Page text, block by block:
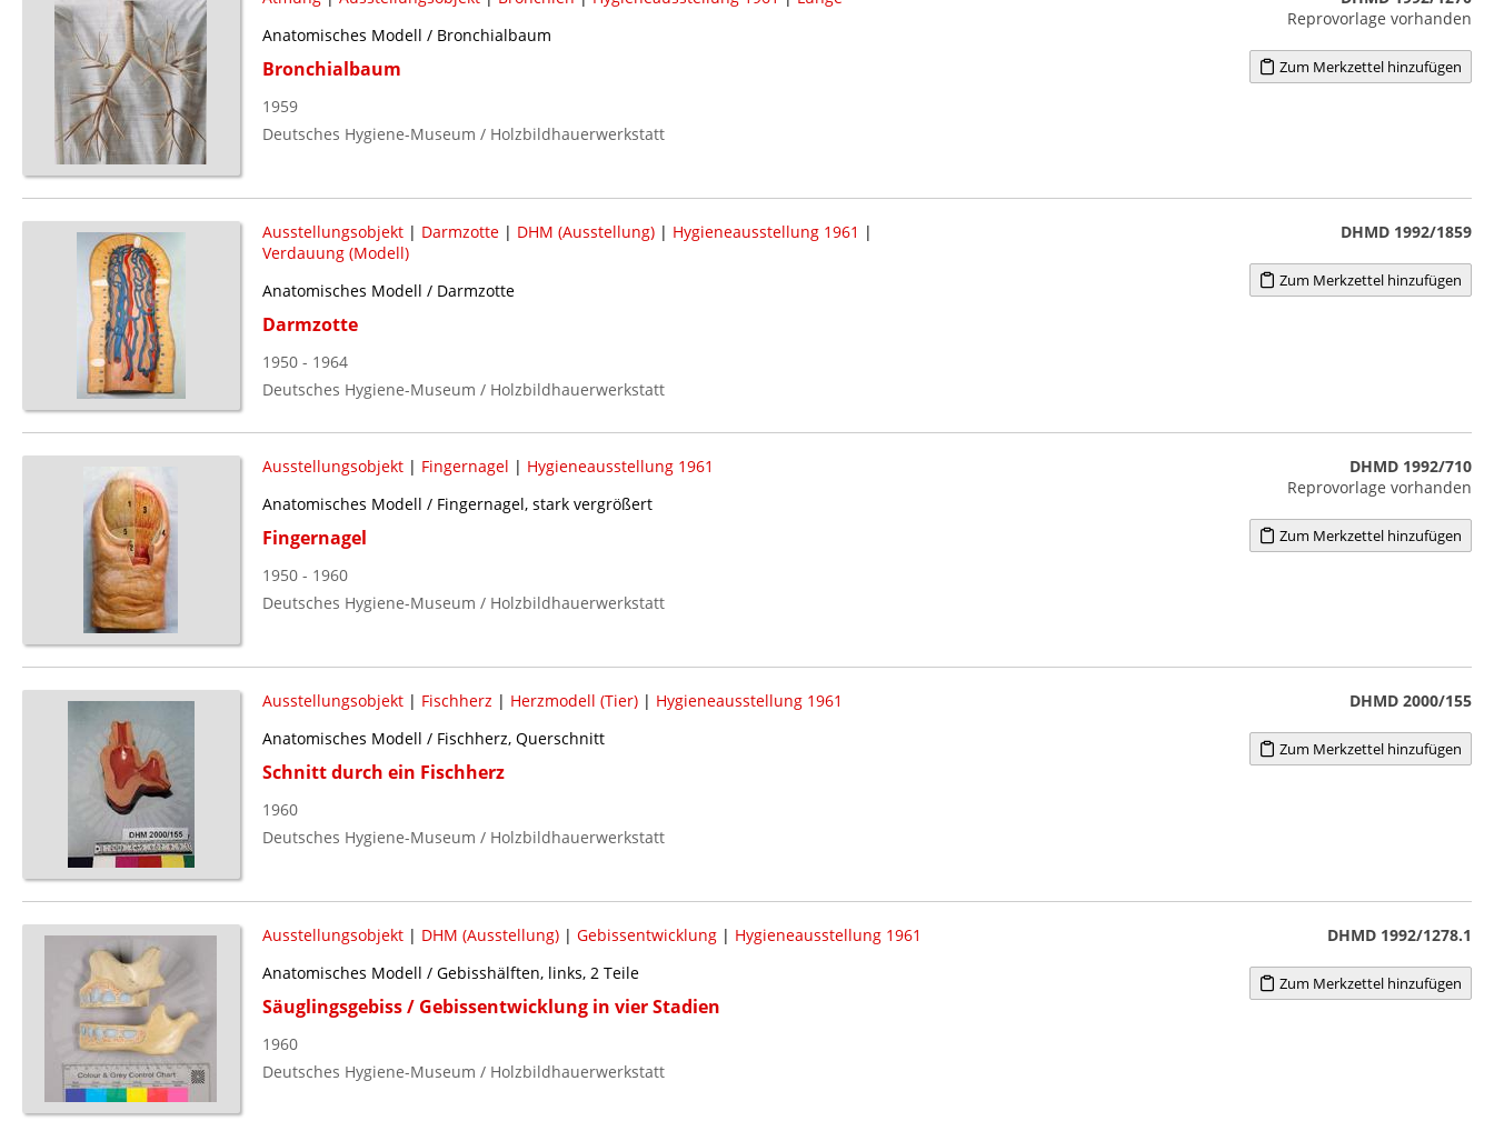
Anatomisches Modell / Bronchialbaum
Bronchialbaum
1959
Deutsches Hygiene-Museum / Holzbildhauerwerkstatt
Reprovorlage vorhanden
Zum Merkzettel hinzufügen
Ausstellungsobjekt| Darmzotte| DHM (Ausstellung)| Hygieneausstellung 1961 |
Verdauung (Modell)
Anatomisches Modell / Darmzotte
Darmzotte
1950 - 1964
Deutsches Hygiene-Museum / Holzbildhauerwerkstatt
DHMD 1992/1859
Zum Merkzettel hinzufügen
Ausstellungsobjekt| Fingernagel | Hygieneausstellung 1961
Anatomisches Modell / Fingernagel, stark vergrößert
Fingernagel
1950 - 1960
Deutsches Hygiene-Museum / Holzbildhauerwerkstatt
DHMD 1992/710
Reprovorlage vorhanden
Zum Merkzettel hinzufügen
Ausstellungsobjekt| Fischherz | Herzmodell (Tier)| Hygieneausstellung 1961
Anatomisches Modell / Fischherz, Querschnitt
Schnitt durch ein Fischherz
1960
Deutsches Hygiene-Museum / Holzbildhauerwerkstatt
DHMD 2000/155
Zum Merkzettel hinzufügen
Ausstellungsobjekt| DHM (Ausstellung)| Gebissentwicklung| Hygieneausstellung 1961
Anatomisches Modell / Gebisshälften, links, 2 Teile
Säuglingsgebiss / Gebissentwicklung in vier Stadien
1960
Deutsches Hygiene-Museum / Holzbildhauerwerkstatt
DHMD 1992/1278.1
Zum Merkzettel hinzufügen